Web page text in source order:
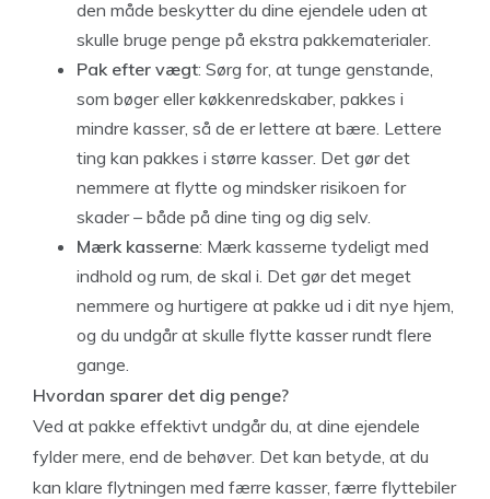
den måde beskytter du dine ejendele uden at
skulle bruge penge på ekstra pakkematerialer.
Pak efter vægt: Sørg for, at tunge genstande,
som bøger eller køkkenredskaber, pakkes i
mindre kasser, så de er lettere at bære. Lettere
ting kan pakkes i større kasser. Det gør det
nemmere at flytte og mindsker risikoen for
skader – både på dine ting og dig selv.
Mærk kasserne: Mærk kasserne tydeligt med
indhold og rum, de skal i. Det gør det meget
nemmere og hurtigere at pakke ud i dit nye hjem,
og du undgår at skulle flytte kasser rundt flere
gange.
Hvordan sparer det dig penge?
Ved at pakke effektivt undgår du, at dine ejendele
fylder mere, end de behøver. Det kan betyde, at du
kan klare flytningen med færre kasser, færre flyttebiler